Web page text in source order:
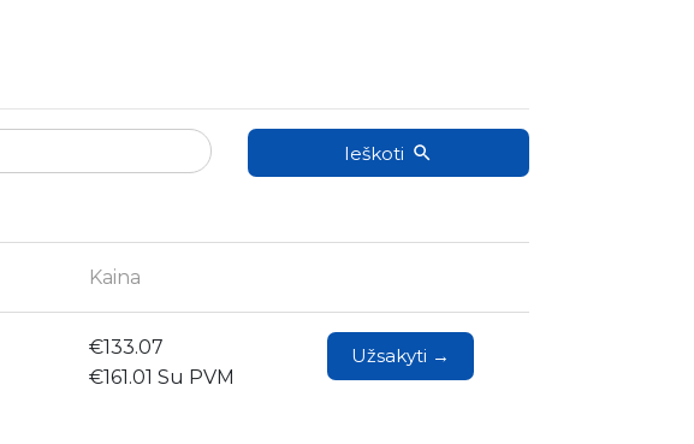
Ieškoti
Kaina
€133.07
€161.01 Su PVM
Užsakyti →